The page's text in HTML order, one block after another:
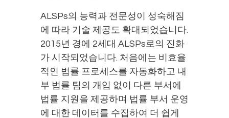
ALSPs의 능력과 전문성이 성숙해짐
에 따라 기술 제공도 확대되었습니다.
2015년 경에 2세대 ALSPs로의 진화
가 시작되었습니다. 처음에는 비효율
적인 법률 프로세스를 자동화하고 내
부 법률 팀의 개입 없이 다른 부서에
법률 지원을 제공하며 법률 부서 운영
에 대한 데이터를 수집하여 더 쉽게